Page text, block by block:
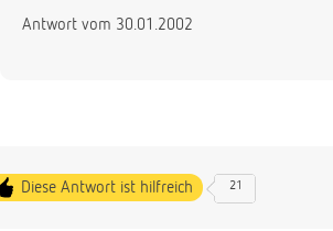
Antwort vom 30.01.2002
Diese Antwort ist hilfreich 21